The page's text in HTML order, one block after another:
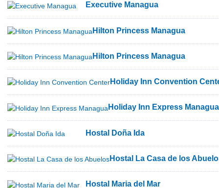
Executive Managua
Hilton Princess Managua
Hilton Princess Managua
Holiday Inn Convention
Holiday Inn Express Managua
Hostal Doña Ida
Hostal La Casa de los
Hostal Maria del Mar